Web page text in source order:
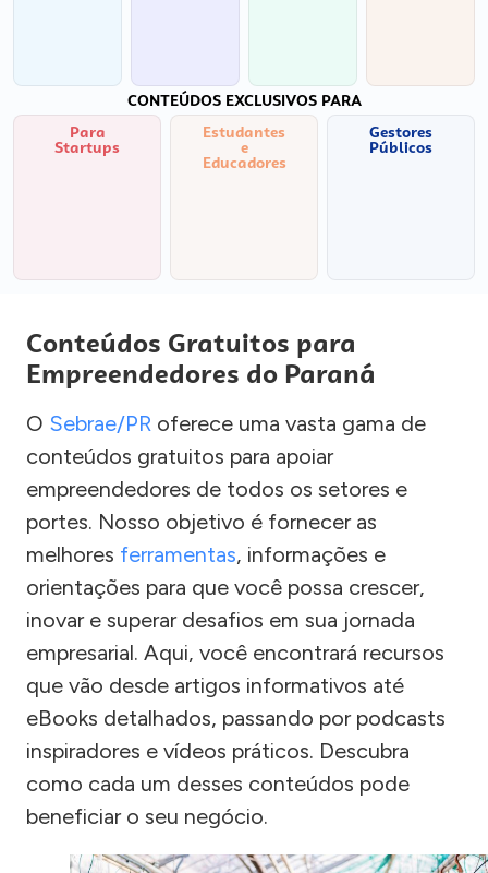
CONTEÚDOS EXCLUSIVOS PARA
Para
Startups
Estudantes
e
Educadores
Gestores
Públicos
Conteúdos Gratuitos para
Empreendedores do Paraná
O Sebrae/PR oferece uma vasta gama de
conteúdos gratuitos para apoiar
empreendedores de todos os setores e
portes. Nosso objetivo é fornecer as
melhores ferramentas, informações e
orientações para que você possa crescer,
inovar e superar desafios em sua jornada
empresarial. Aqui, você encontrará recursos
que vão desde artigos informativos até
eBooks detalhados, passando por podcasts
inspiradores e vídeos práticos. Descubra
como cada um desses conteúdos pode
beneficiar o seu negócio.